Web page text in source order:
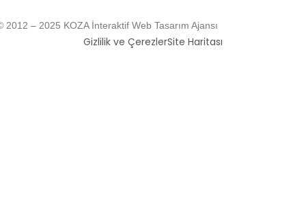
2012 – 2025 KOZA İnteraktif Web Tasarım Ajansı
Gizlilik ve ÇerezlerSite Haritası